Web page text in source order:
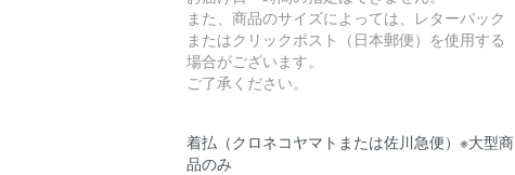
また、商品のサイズによっては、レターパック
またはクリックポスト（日本郵便）を使用する
場合がございます。
ご了承ください。
着払（クロネコヤマトまたは佐川急便）※大型商
品のみ